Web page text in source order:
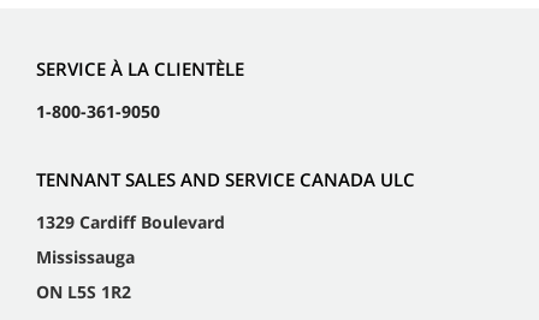
SERVICE À LA CLIENTÈLE
1-800-361-9050
TENNANT SALES AND SERVICE CANADA ULC
1329 Cardiff Boulevard
Mississauga
ON L5S 1R2